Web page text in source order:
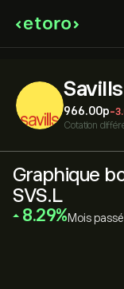
966.00‎p‎-
Cotation
Graphique
SVS.L
‎8.29‎ Mois passé